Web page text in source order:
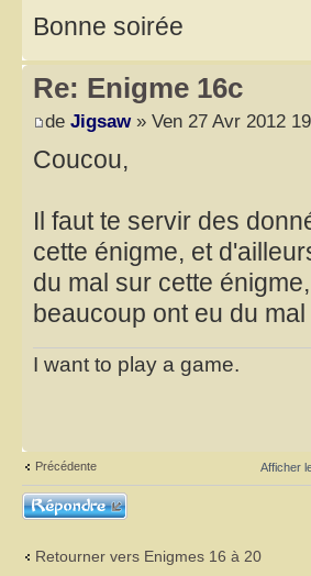
Bonne soirée
Re: Enigme 16c
de Jigsaw» Ven 27 Avr 2012
Coucou,
Il faut te servir des
cette énigme, et
du mal sur cette
beaucoup ont eu du mal
I want to play a game.
Précédente Afficher
Répondre
Retourner vers Enigmes 16 à 20